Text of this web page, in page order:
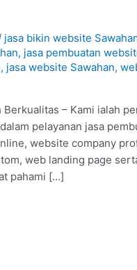
jasa bikin website
, jasa pembuatan
, jasa website Sawahan,
– Kami ialah
pelayanan jasa
website company
web landing page
pahami […]